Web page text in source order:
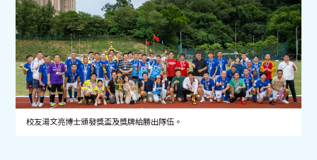
校友湯文亮博士頒發獎盃及獎牌給勝出隊伍。